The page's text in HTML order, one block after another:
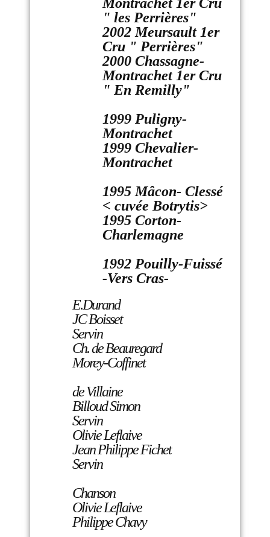
Montrachet 1er Cru
" les Perrières"
2002 Meursault 1er
Cru " Perrières"
2000 Chassagne-
Montrachet 1er Cru
" En Remilly"
1999 Puligny-
Montrachet
1999 Chevalier-
Montrachet
1995 Mâcon- Clessé
< cuvée Botrytis>
1995 Corton-
Charlemagne
1992 Pouilly-Fuissé
-Vers Cras-
E.Durand
JC Boisset
Servin
Ch. de Beauregard
Morey-Coffinet
de Villaine
Billoud Simon
Servin
Olivie Leflaive
Jean Philippe Fichet
Servin
Chanson
Olivie Leflaive
Philippe Chavy